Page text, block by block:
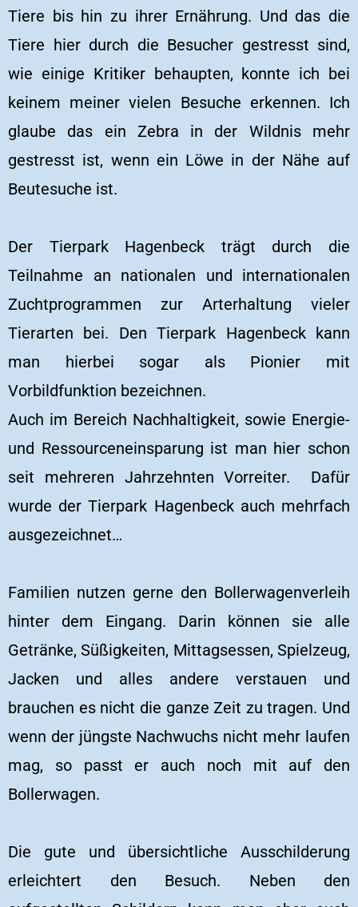
Tiere bis hin zu ihrer Ernährung. Und das die
Tiere hier durch die Besucher gestresst sind,
wie einige Kritiker behaupten, konnte ich bei
keinem meiner vielen Besuche erkennen. Ich
glaube das ein Zebra in der Wildnis mehr
gestresst ist, wenn ein Löwe in der Nähe auf
Beutesuche ist.
Der Tierpark Hagenbeck trägt durch die
Teilnahme an nationalen und internationalen
Zuchtprogrammen zur Arterhaltung vieler
Tierarten bei. Den Tierpark Hagenbeck kann
man hierbei sogar als Pionier mit
Vorbildfunktion bezeichnen.
Auch im Bereich Nachhaltigkeit, sowie Energie-
und Ressourceneinsparung ist man hier schon
seit mehreren Jahrzehnten Vorreiter. Dafür
wurde der Tierpark Hagenbeck auch mehrfach
ausgezeichnet…
Familien nutzen gerne den Bollerwagenverleih
hinter dem Eingang. Darin können sie alle
Getränke, Süßigkeiten, Mittagsessen, Spielzeug,
Jacken und alles andere verstauen und
brauchen es nicht die ganze Zeit zu tragen. Und
wenn der jüngste Nachwuchs nicht mehr laufen
mag, so passt er auch noch mit auf den
Bollerwagen.
Die gute und übersichtliche Ausschilderung
erleichtert den Besuch. Neben den